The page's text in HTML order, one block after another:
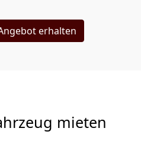
erhalten
mieten